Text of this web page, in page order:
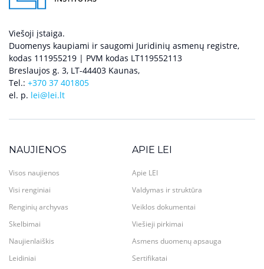
Viešoji įstaiga.
Duomenys kaupiami ir saugomi Juridinių asmenų registre,
kodas 111955219 | PVM kodas LT119552113
Breslaujos g. 3, LT-44403 Kaunas,
Tel.: +370 37 401805
el. p. lei@lei.lt
NAUJIENOS
Visos naujienos
Visi renginiai
Renginių archyvas
Skelbimai
Naujienlaiškis
Leidiniai
APIE LEI
Apie LEI
Valdymas ir struktūra
Veiklos dokumentai
Viešieji pirkimai
Asmens duomenų apsauga
Sertifikatai